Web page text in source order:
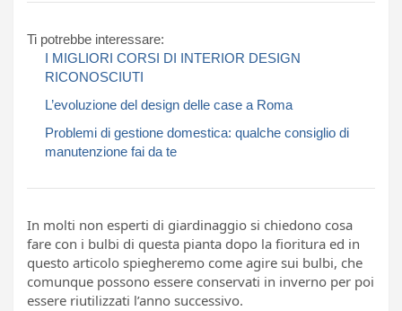
Ti potrebbe interessare:
I MIGLIORI CORSI DI INTERIOR DESIGN
RICONOSCIUTI
L’evoluzione del design delle case a Roma
Problemi di gestione domestica: qualche consiglio di
manutenzione fai da te
In molti non esperti di giardinaggio si chiedono cosa
fare con i bulbi di questa pianta dopo la fioritura ed in
questo articolo spiegheremo come agire sui bulbi, che
comunque possono essere conservati in inverno per poi
essere riutilizzati l’anno successivo.